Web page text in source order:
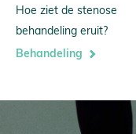
Hoe ziet de stenose
behandeling eruit?
Behandeling